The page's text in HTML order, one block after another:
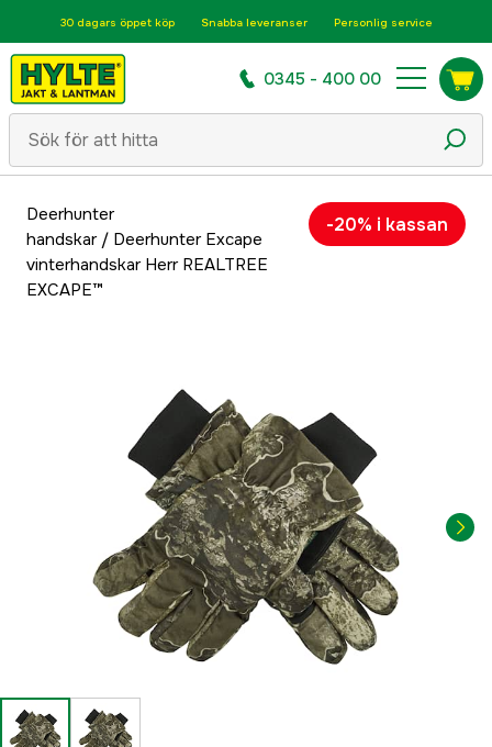
30 dagars öppet köp Snabba leveranser Personlig service
0345 - 400 00
Deerhunter
handskar/ Deerhunter Excape
vinterhandskar Herr REALTREE
EXCAPE™
-20% i kassan